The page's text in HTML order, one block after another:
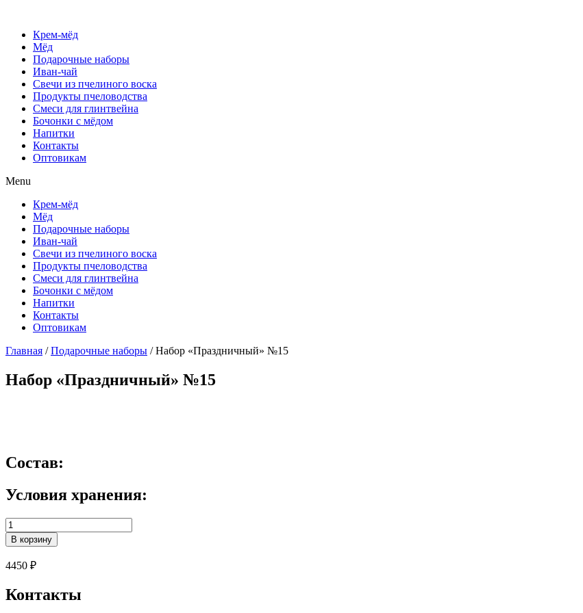
Крем-мёд
Мёд
Подарочные наборы
Иван-чай
Свечи из пчелиного воска
Продукты пчеловодства
Смеси для глинтвейна
Бочонки с мёдом
Напитки
Контакты
Оптовикам
Menu
Крем-мёд
Мёд
Подарочные наборы
Иван-чай
Свечи из пчелиного воска
Продукты пчеловодства
Смеси для глинтвейна
Бочонки с мёдом
Напитки
Контакты
Оптовикам
Главная /Подарочные наборы / Набор «Праздничный» №15
Набор «Праздничный» №15
Состав:
Условия хранения:
Количество
Набор
«Праздничный»
№15
В корзину
4450 ₽
Контакты